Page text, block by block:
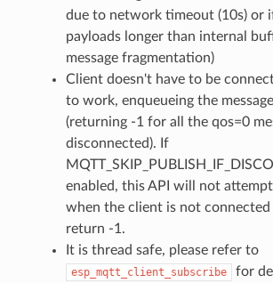
due to network timeout (10s) or
payloads longer than internal
message fragmentation)
Client doesn't have to be
to work, enqueueing the
(returning -1 for all the qos=0
disconnected). If
enabled, this API will not
when the client is not
return -1.
It is thread safe, please refer to
esp_mqtt_client_subscribe for